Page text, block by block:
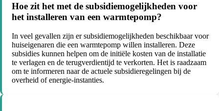
Hoe zit het met de subsidiemogelijkheden voor
het installeren van een warmtepomp?
In veel gevallen zijn er subsidiemogelijkheden beschikbaar voor
huiseigenaren die een warmtepomp willen installeren. Deze
subsidies kunnen helpen om de initiële kosten van de installatie
te verlagen en de terugverdientijd te verkorten. Het is raadzaam
om te informeren naar de actuele subsidieregelingen bij de
overheid of energie-instanties.